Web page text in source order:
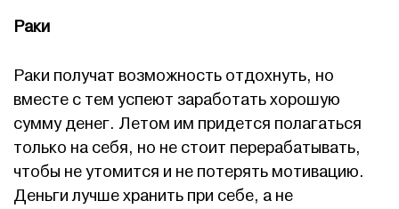
Раки
Раки получат возможность отдохнуть, но
вместе с тем успеют заработать хорошую
сумму денег. Летом им придется полагаться
только на себя, но не стоит перерабатывать,
чтобы не утомится и не потерять мотивацию.
Деньги лучше хранить при себе, а не